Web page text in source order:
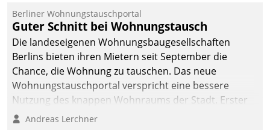
Berliner Wohnungstauschportal
Guter Schnitt bei Wohnungstausch
Die landeseigenen Wohnungsbaugesellschaften
Berlins bieten ihren Mietern seit September die
Chance, die Wohnung zu tauschen. Das neue
Wohnungstauschportal verspricht eine bessere
Nutzung des knappen Wohnraums der Stadt. Erster
Anwendungsfall für Datatrains Lösung API-Hub mit
Andreas Lerchner